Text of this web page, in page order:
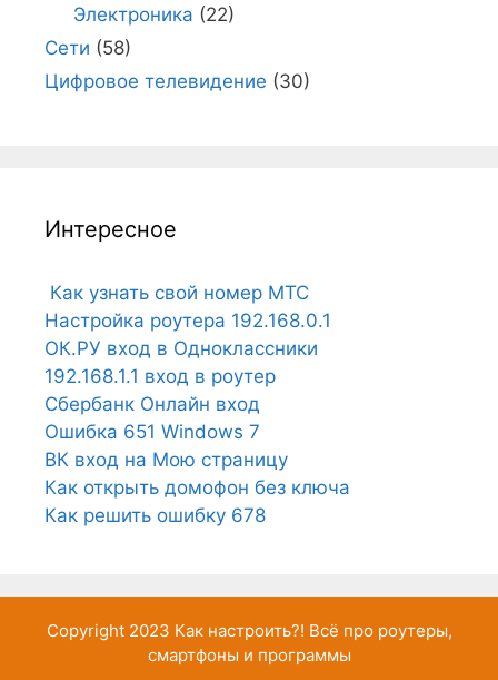
Электроника (22)
Сети (58)
Цифровое телевидение (30)
Интересное
Как узнать свой номер МТС
Настройка роутера 192.168.0.1
ОК.РУ вход в Одноклассники
192.168.1.1 вход в роутер
Сбербанк Онлайн вход
Ошибка 651 Windows 7
ВК вход на Мою страницу
Как открыть домофон без ключа
Как решить ошибку 678
Copyright 2023 Как настроить?! Всё про роутеры,
смартфоны и программы